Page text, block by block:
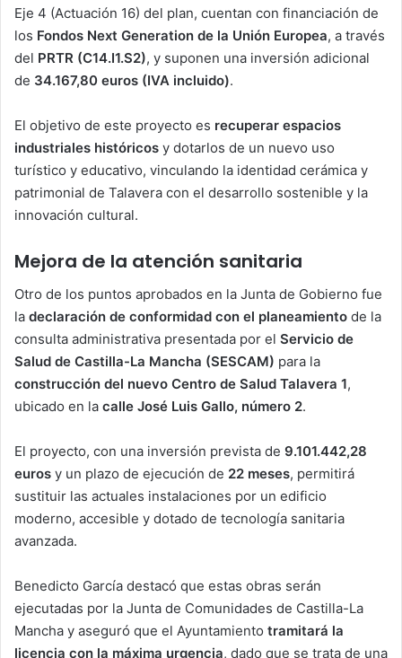
Eje 4 (Actuación 16) del plan, cuentan con financiación de
los Fondos Next Generation de la Unión Europea, a través
del PRTR (C14.I1.S2), y suponen una inversión adicional
de 34.167,80 euros (IVA incluido).
El objetivo de este proyecto es recuperar espacios
industriales históricos y dotarlos de un nuevo uso
turístico y educativo, vinculando la identidad cerámica y
patrimonial de Talavera con el desarrollo sostenible y la
innovación cultural.
Mejora de la atención sanitaria
Otro de los puntos aprobados en la Junta de Gobierno fue
la declaración de conformidad con el planeamiento de la
consulta administrativa presentada por el Servicio de
Salud de Castilla-La Mancha (SESCAM) para la
construcción del nuevo Centro de Salud Talavera 1,
ubicado en la calle José Luis Gallo, número 2.
El proyecto, con una inversión prevista de 9.101.442,28
euros y un plazo de ejecución de 22 meses, permitirá
sustituir las actuales instalaciones por un edificio
moderno, accesible y dotado de tecnología sanitaria
avanzada.
Benedicto García destacó que estas obras serán
ejecutadas por la Junta de Comunidades de Castilla-La
Mancha y aseguró que el Ayuntamiento tramitará la
licencia con la máxima urgencia, dado que se trata de una